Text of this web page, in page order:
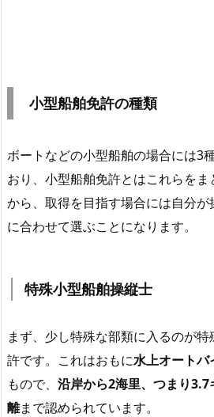
小型船舶免許の種類
ボートなどの小型船舶の場合には3
おり、小型船舶免許とはこれらを
から、取得を目指す場合には自分
に合わせて選ぶことになります。
特殊小型船舶操縦士
まず、少し特殊な部類に入るのが
許です。これはおもに水上オートバ
もので、 沿岸から2海里、つまり
離まで認められています。